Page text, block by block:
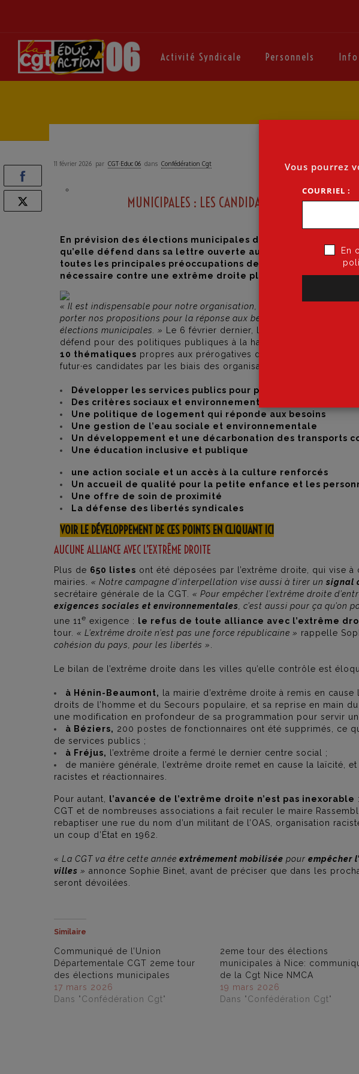
Activité Syndicale Personnels
11 février 2026 par CGT·Educ 06 dans Confédération Cgt
MUNICIPALES : LES CANDIDAT·ES
En prévision des élections municipales des 15 et 22 mars, la
qu’elle défend dans sa lettre ouverte aux candidat·es.
toutes les principales préoccupations des habitant·es ont
nécessaire contre une extrême droite plus que jamais en
« Il est indispensable pour notre organisation, la CGT, attachée à des
porter nos propositions pour la réponse aux besoins sociaux en
élections municipales. »
Le 6 février dernier, la CGT a présenté à la
défend pour des politiques publiques à la hauteur des besoins en
10 thématiques propres aux prérogatives des maires, réunies
futur·es candidates par les biais des organisations en territoires.
Développer les services publics pour permettre aux
Des critères sociaux et environnementaux dans les
Une politique de logement qui réponde aux besoins
Une gestion de l’eau sociale et environnementale
Un développement et une décarbonation des transports
Une éducation inclusive et publique
une action sociale et un accès à la culture renforcés
Un accueil de qualité pour la petite enfance et les
Une offre de soin de proximité
La défense des libertés syndicales
VOIR LE DÉVELOPPEMENT DE CES POINTS EN CLIQUANT ICI
AUCUNE ALLIANCE AVEC L’EXTRÊME DROITE
Plus de 650 listes ont été déposées par l’extrême droite, qui vise
mairies. « Notre campagne d’interpellation vise aussi à tirer un signal
secrétaire générale de la CGT. « Pour empêcher l’extrême droite
exigences sociales et environnementales , c’est aussi pour ça qu’on
une 11 e exigence : le refus de toute alliance avec l’extrême
tour. « L’extrême droite n’est pas une force républicaine » rappelle
cohésion du pays, pour les libertés »
Le bilan de l’extrême droite dans les villes qu’elle contrôle est
à Hénin-Beaumont,
la mairie d’extrême droite à remis en
droits de l’homme et du Secours populaire, et sa reprise en main
une modification en profondeur de sa programmation pour servir
à Béziers, 200 postes de fonctionnaires ont été supprimés, ce
de services publics ;
à Fréjus,
l’extrême droite a fermé le dernier centre social ;
de manière générale, l’extrême droite remet en cause la laïcité,
racistes et réactionnaires.
Pour autant, l’avancée de l’extrême droite n’est pas inexorable
CGT et de nombreuses associations a fait reculer le maire
rebaptiser une rue du nom d’un militant de l’OAS, organisation
un coup d’État en 1962.
« La CGT va être cette année extrêmement mobilisée pour empêcher
villes » annonce Sophie Binet, avant de préciser que dans les
seront dévoilées.
Similaire
Communiqué de l’Union
Départementale CGT 2eme tour
des élections municipales
17 mars 2026
Dans "Confédération Cgt"
2eme tour des élections
municipales à Nice:
de la Cgt Nice NMCA
19 mars 2026
Dans "Confédération Cgt"
Vous pourrez
COURRIEL :
En